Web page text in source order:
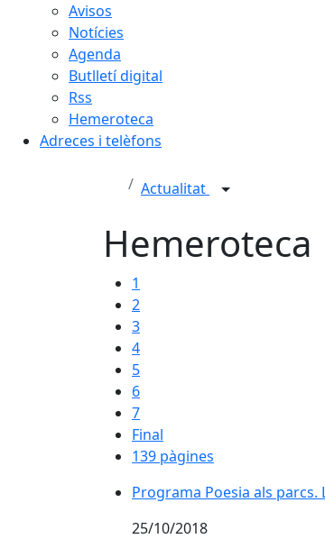
Avisos
Notícies
Agenda
Butlletí digital
Rss
Hemeroteca
Adreces i telèfons
Actualitat
Hemeroteca
1
2
3
4
5
6
7
Final
139 pàgines
Programa Poesia als parcs.
Programa Poesia als parcs.
25/10/2018